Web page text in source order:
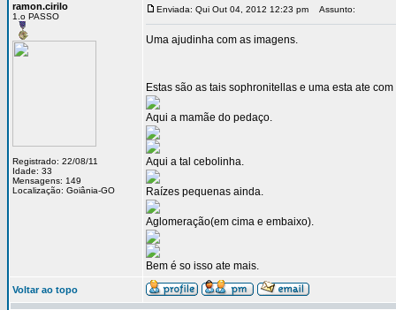
ramon.cirilo
1.o PASSO
Registrado: 22/08/11
Idade: 33
Mensagens: 149
Localização: Goiânia-GO
Enviada: Qui Out 04, 2012 12:23 pm Assunto:
Uma ajudinha com as imagens.
Estas são as tais sophronitellas e uma esta ate
Aqui a mamãe do pedaço.
Aqui a tal cebolinha.
Raízes pequenas ainda.
Aglomeração(em cima e embaixo).
Bem é so isso ate mais.
Voltar ao topo